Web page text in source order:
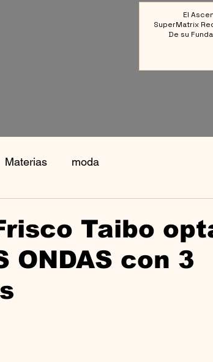
Materias moda
Taibo
ONDAS con 3
El
SuperMatrix
De su